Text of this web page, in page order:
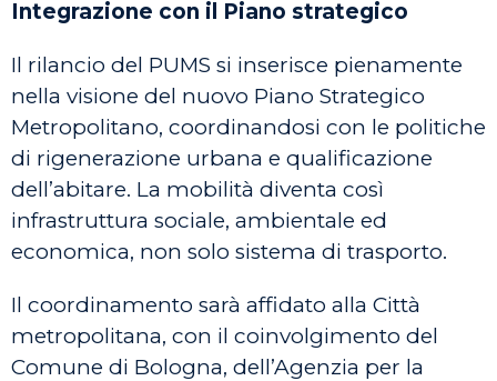
Integrazione con il Piano strategico
Il rilancio del PUMS si inserisce pienamente
nella visione del nuovo Piano Strategico
Metropolitano, coordinandosi con le politiche
di rigenerazione urbana e qualificazione
dell’abitare. La mobilità diventa così
infrastruttura sociale, ambientale ed
economica, non solo sistema di trasporto.
Il coordinamento sarà affidato alla Città
metropolitana, con il coinvolgimento del
Comune di Bologna, dell’Agenzia per la